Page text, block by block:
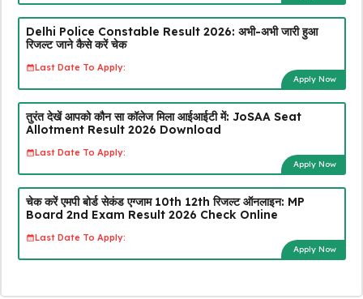
Delhi Police Constable Result 2026: अभी-अभी जारी हुआ
रिजल्ट जाने कैसे करें चेक
Last Date To Apply:
Apply Now
तुरंत देखें आपको कौन सा कॉलेज मिला आईआईटी में: JoSAA Seat
Allotment Result 2026 Download
Last Date To Apply:
Apply Now
चेक करें एमपी बोर्ड सेकंड एग्जाम 10th 12th रिजल्ट ऑनलाइन: MP
Board 2nd Exam Result 2026 Check Online
Last Date To Apply:
Apply Now